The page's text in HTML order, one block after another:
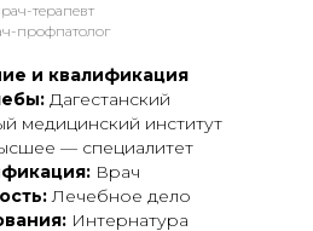
терапевт
профпатолог
и квалификация
Дагестанский
медицинский институт
— специалитет
Врач
Лечебное дело
Интернатура